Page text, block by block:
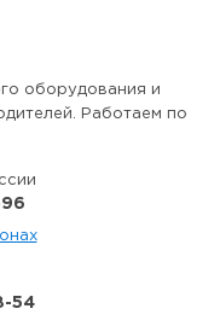
оборудования и
Работаем по
54